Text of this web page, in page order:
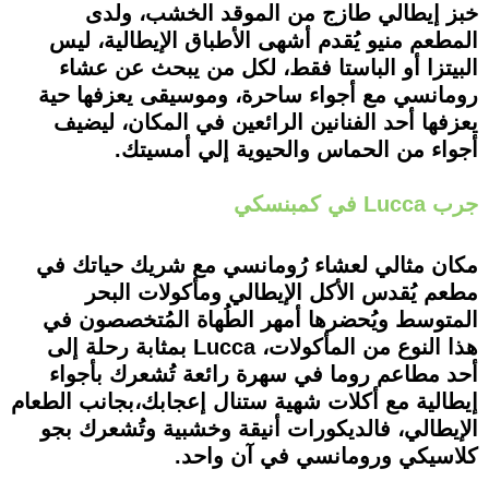
خبز إيطالي طازج من الموقد الخشب، ولدى
المطعم منيو يُقدم أشهى الأطباق الإيطالية، ليس
البيتزا أو الباستا فقط، لكل من يبحث عن عشاء
رومانسي مع أجواء ساحرة، وموسيقى يعزفها حية
يعزفها أحد الفنانين الرائعين في المكان، ليضيف
أجواء من الحماس والحيوية إلي أمسيتك.
جرب Lucca في كمبنسكي
مكان مثالي لعشاء رُومانسي مع شريك حياتك في
مطعم يُقدس الأكل الإيطالي ومأكولات البحر
المتوسط ويُحضرها أمهر الطُهاة المُتخصصون في
هذا النوع من المأكولات، Lucca بمثابة رحلة إلى
أحد مطاعم روما في سهرة رائعة تُشعرك بأجواء
إيطالية مع أكلات شهية ستنال إعجابك،بجانب الطعام
الإيطالي، فالديكورات أنيقة وخشبية وتُشعرك بجو
كلاسيكي ورومانسي في آن واحد.